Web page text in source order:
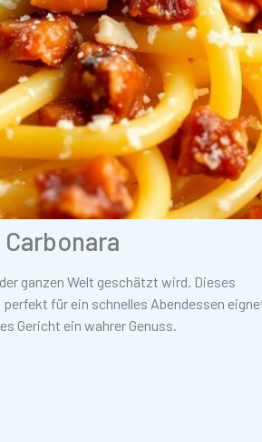
ganzen Welt geschätzt wird. Dieses
für ein schnelles Abendessen
Gericht ein wahrer Genuss.